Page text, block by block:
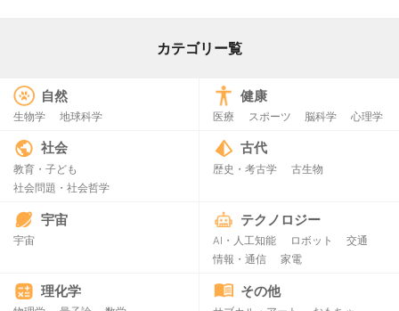
カテゴリー覧
自然
生物学 地球科学
健康
医療 スポーツ 脳科学 心理学
社会
教育・子ども
社会問題・社会哲学
古代
歴史・考古学 古生物
宇宙
宇宙
テクノロジー
AI・人工知能 ロボット
交通
情報・通信
家電
理化学 その他